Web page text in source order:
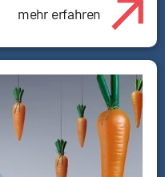
mehr erfahren